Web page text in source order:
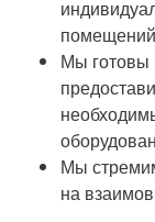
Мы готовы
Мы
на